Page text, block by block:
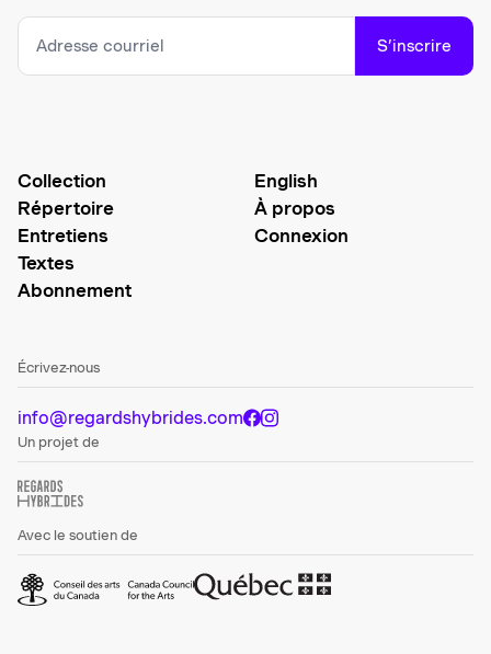
S’inscrire
Collection
Répertoire
Entretiens
Textes
Abonnement
English
À propos
Connexion
Écrivez-nous
info@regardshybrides.com
Un projet de
Avec le soutien de